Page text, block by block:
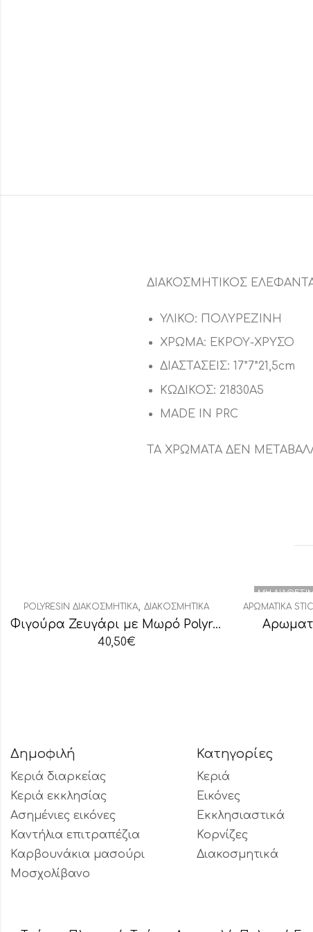
ΔΙΑΚΟΣΜΗΤΙΚΟΣ
ΥΛΙΚΟ: ΠΟΛΥΡΕΖΙΝΗ
ΧΡΩΜΑ: ΕΚΡΟΥ-ΧΡΥΣΟ
ΔΙΑΣΤΑΣΕΙΣ: 17*7*21,5cm
ΚΩΔΙΚΟΣ: 21830Α5
MADE IN PRC
ΤΑ ΧΡΩΜΑΤΑ ΔΕΝ
POLYRESIN ΔΙΑΚΟΣΜΗΤΙΚΆ, ΔΙΑΚΟΣΜΗΤΙΚΆ
Φιγούρα Ζευγάρι με Μωρό Polyresin
40,50€
ΜΗ
ΑΡΩΜΑΤΙΚΆ
Δημοφιλή
Κεριά διαρκείας
Κεριά εκκλησίας
Ασημένιες εικόνες
Καντήλια επιτραπέζια
Καρβουνάκια μασούρι
Μοσχολίβανο
Κατηγορίες
Κεριά
Εικόνες
Εκκλησιαστικά
Κορνίζες
Διακοσμητικά